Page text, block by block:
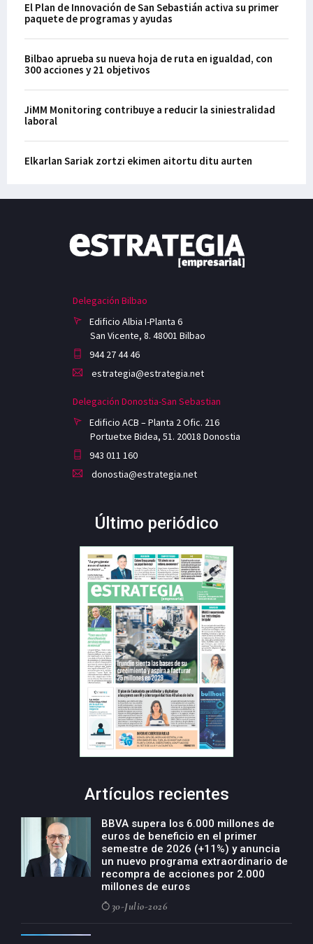
El Plan de Innovación de San Sebastián activa su primer
paquete de programas y ayudas
Bilbao aprueba su nueva hoja de ruta en igualdad, con
300 acciones y 21 objetivos
JiMM Monitoring contribuye a reducir la siniestralidad
laboral
Elkarlan Sariak zortzi ekimen aitortu ditu aurten
Delegación Bilbao
Edificio Albia I-Planta 6
San Vicente, 8. 48001 Bilbao
944 27 44 46
estrategia@estrategia.net
Delegación Donostia-San Sebastian
Edificio ACB – Planta 2 Ofic. 216
Portuetxe Bidea, 51. 20018 Donostia
943 011 160
donostia@estrategia.net
Último periódico
Artículos recientes
BBVA supera los 6.000 millones de
euros de beneficio en el primer
semestre de 2026 (+11%) y anuncia
un nuevo programa extraordinario de
recompra de acciones por 2.000
millones de euros
30-Julio-2026